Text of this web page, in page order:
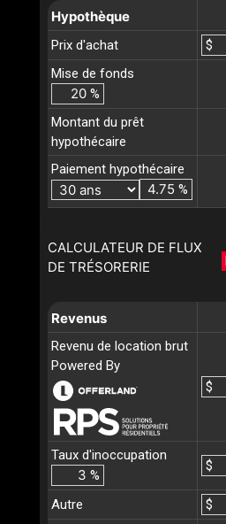
Hypothèque
Prix d'achat
$
Mise de fonds
%
Montant du prêt
hypothécaire
Paiement hypothécaire
%
CALCULATEUR DE FLUX
DE TRÉSORERIE
Revenus
Revenu de location brut
Powered By
$
Taux d'inoccupation
%
$
Autre
$